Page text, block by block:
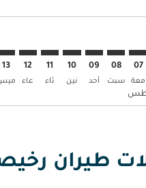
07
معة
08
سبت
09
أحد
10
نين
11
ثاء
12
عاء
13
طيران